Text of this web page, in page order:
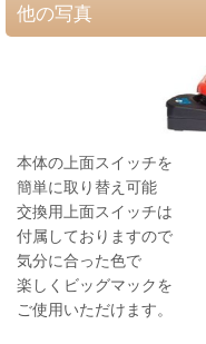
他の写真
本体の上面スイッチを
簡単に取り替え可能
交換用上面スイッチは
付属しておりますので
気分に合った色で
楽しくビッグマックを
ご使用いただけます。